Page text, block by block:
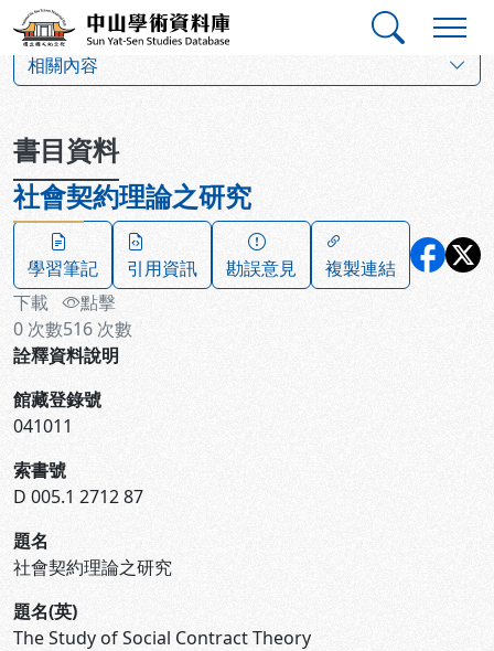
跳到主要內容
中山學術資料庫
相關內容
書目資料
社會契約理論之研究
學習筆記 引用資訊 勘誤意見
複製連結
下載
0 次數
點擊
516 次數
詮釋資料說明
館藏登錄號
041011
索書號
D 005.1 2712 87
題名
社會契約理論之研究
題名(英)
The Study of Social Contract Theory